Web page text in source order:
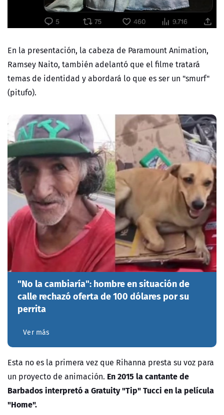
En la presentación, la cabeza de Paramount Animation,
Ramsey Naito, también adelantó que el filme tratará
temas de identidad y abordará lo que es ser un "smurf"
(pitufo).
"No la cambiaría": hombre en situación de
calle rechazó oferta de 100 dólares por su
perrita
Ver más
Esta no es la primera vez que Rihanna presta su voz para
un proyecto de animación. En 2015 la cantante de
Barbados interpretó a Gratuity "Tip" Tucci en la película
"Home".